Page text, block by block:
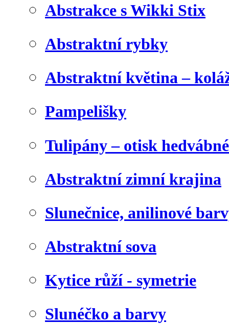
Abstrakce s Wikki Stix
Abstraktní rybky
Abstraktní květina –
Pampelišky
Tulipány – otisk
Abstraktní zimní krajina
Slunečnice, anilinové
Abstraktní sova
Kytice růží - symetrie
Slunéčko a barvy